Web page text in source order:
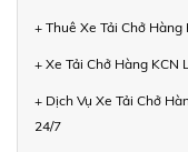
+ Thuê Xe Tải Chở Hàng
+ Xe Tải Chở Hàng KCN
+ Dịch Vụ Xe Tải Chở
24/7